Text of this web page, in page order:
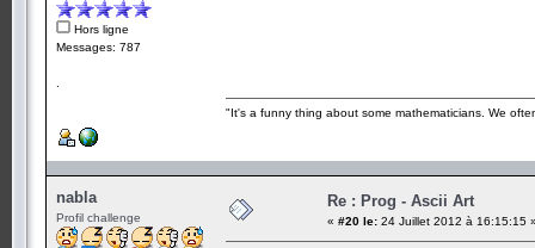
Hors ligne
Messages: 787
"It's a funny thing about some mathematicians. We
nabla
Profil challenge
Re : Prog - Ascii Art
« #20 le: 24 Juillet 2012 à 16:15:15